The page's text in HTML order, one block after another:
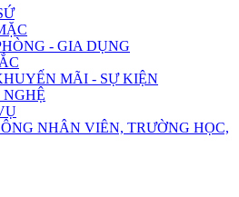
- GIA DỤNG
MÃI - SỰ KIỆN
NHÂN VIÊN, TRƯỜNG HỌC,